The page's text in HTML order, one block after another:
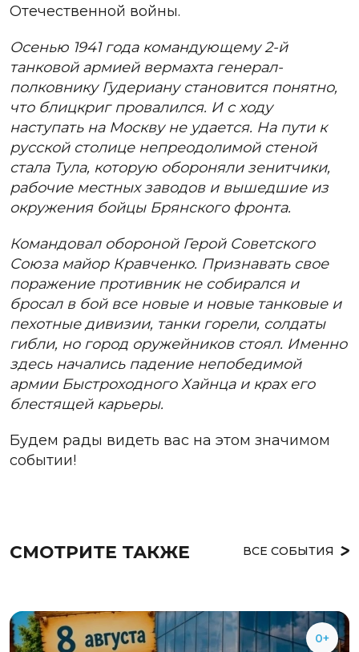
Отечественной войны.
Осенью 1941 года командующему 2-й
танковой армией вермахта генерал-
полковнику Гудериану становится понятно,
что блицкриг провалился. И с ходу
наступать на Москву не удается. На пути к
русской столице непреодолимой стеной
стала Тула, которую обороняли зенитчики,
рабочие местных заводов и вышедшие из
окружения бойцы Брянского фронта.
Командовал обороной Герой Советского
Союза майор Кравченко. Признавать свое
поражение противник не собирался и
бросал в бой все новые и новые танковые и
пехотные дивизии, танки горели, солдаты
гибли, но город оружейников стоял. Именно
здесь начались падение непобедимой
армии Быстроходного Хайнца и крах его
блестящей карьеры.
Будем рады видеть вас на этом значимом
событии!
СМОТРИТЕ ТАКЖЕ ВСЕ СОБЫТИЯ
0+